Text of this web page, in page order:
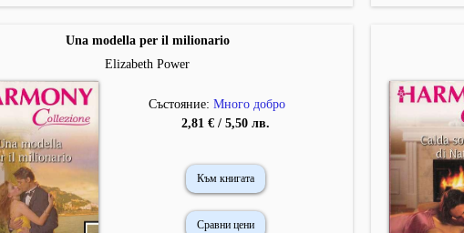
Una modella per il milionario
Elizabeth Power
Състояние: Много добро
2,81 € / 5,50 лв.
Към книгата
Сравни цени